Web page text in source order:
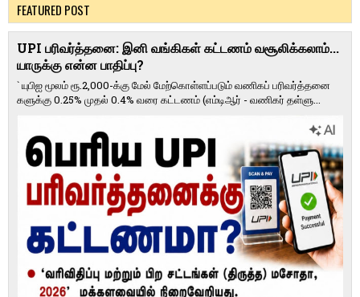
FEATURED POST
UPI பரிவர்த்தனை: இனி வங்கிகள் கட்டணம் வசூலிக்கலாம்...
யாருக்கு என்ன பாதிப்பு?
` யுபிஐ மூலம் ரூ.2,000-க்கு மேல் மேற்​கொள்​ளப்​படும் வணி​கப் பரிவர்த்​தனை​
களுக்கு 0.25% முதல் 0.4% வரை கட்​ட​ணம் (எம்​டிஆர் - வணி​கர் தள்​ளு...